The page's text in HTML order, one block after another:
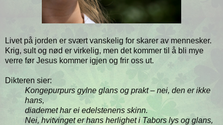
Livet på jorden er svært vanskelig for skarer av mennesker.
Krig, sult og nød er virkelig, men det kommer til å bli mye
verre før Jesus kommer igjen og frir oss ut.
Dikteren sier:
Kongepurpurs gylne glans og prakt – nei, den er ikke
hans,
diademet har ei edelstenens skinn.
Nei, hvitvinget er hans herlighet i Tabors lys og glans,